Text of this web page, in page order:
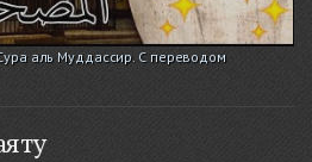
аль Муддассир. С переводом